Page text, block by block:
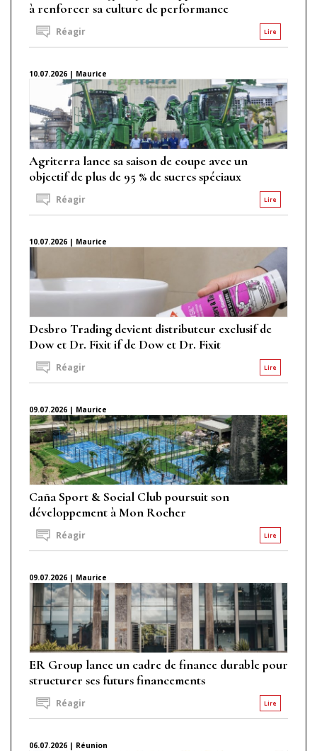
à renforcer sa culture de performance
Lire
Réagir
10.07.2026 | Maurice
Agriterra lance sa saison de coupe avec un
objectif de plus de 95 % de sucres spéciaux
Lire
Réagir
10.07.2026 | Maurice
Desbro Trading devient distributeur exclusif de
Dow et Dr. Fixit if de Dow et Dr. Fixit
Lire
Réagir
09.07.2026 | Maurice
Caña Sport & Social Club poursuit son
développement à Mon Rocher
Lire
Réagir
09.07.2026 | Maurice
ER Group lance un cadre de finance durable pour
structurer ses futurs financements
Lire
Réagir
06.07.2026 | Réunion